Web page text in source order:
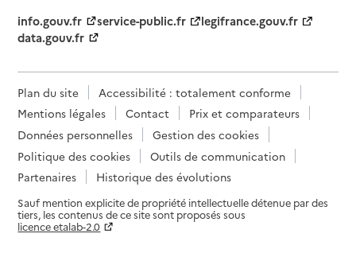
info.gouv.fr
service-public.fr
legifrance.gouv.fr
data.gouv.fr
Plan du site
Accessibilité : totalement conforme
Mentions légales
Contact
Prix et comparateurs
Données personnelles
Gestion des cookies
Politique des cookies
Outils de communication
Partenaires
Historique des évolutions
Sauf mention explicite de propriété intellectuelle détenue par des
tiers, les contenus de ce site sont proposés sous
licence etalab-2.0